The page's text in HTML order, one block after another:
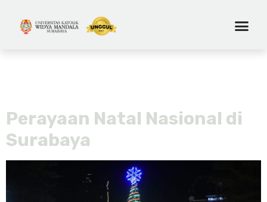
Perayaan Natal Nasional di
Surabaya